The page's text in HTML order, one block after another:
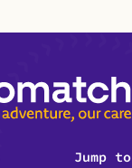
Jump to